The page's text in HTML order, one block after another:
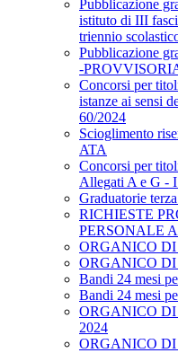
Pubblicazione
istituto di III
triennio
Pubblicazione
-
Concorsi per
istanze ai sensi
60/2024
Scioglimento
ATA
Concorsi per
Allegati A e G -
Graduatorie
RICHIESTE
PERSONALE
ORGANICO
ORGANICO
Bandi 24 mesi
Bandi 24 mesi
ORGANICO DI
2024
ORGANICO DI